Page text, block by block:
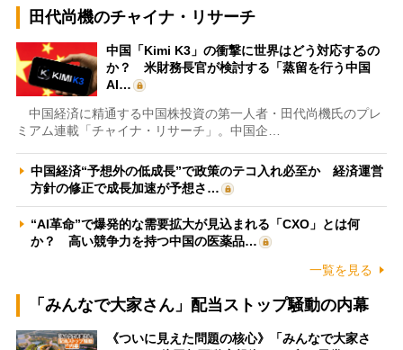
田代尚機のチャイナ・リサーチ
中国「Kimi K3」の衝撃に世界はどう対応するの
か？ 米財務長官が検討する「蒸留を行う中国
AI…
中国経済に精通する中国株投資の第一人者・田代尚機氏のプレ
ミアム連載「チャイナ・リサーチ」。中国企…
中国経済“予想外の低成長”で政策のテコ入れ必至か 経済運営
方針の修正で成長加速が予想さ…
“AI革命”で爆発的な需要拡大が見込まれる「CXO」とは何
か？ 高い競争力を持つ中国の医薬品…
一覧を見る
「みんなで大家さん」配当ストップ騒動の内幕
《ついに見えた問題の核心》「みんなで大家さ